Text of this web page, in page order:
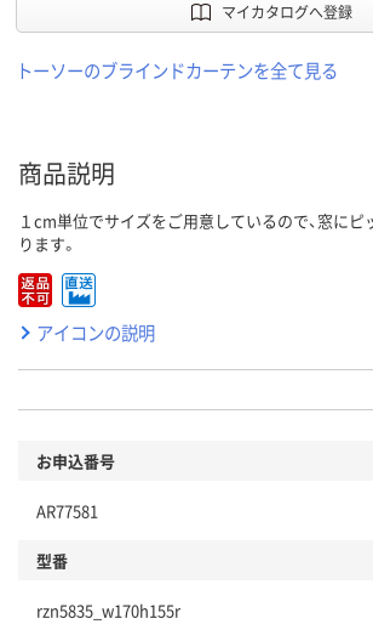
マイカタログへ登録
トーソーのブラインドカーテンを全て見る
商品説明
１cm単位でサイズをご用意しているので、窓に
ります。
アイコンの説明
お申込番号
AR77581
型番
rzn5835_w170h155r